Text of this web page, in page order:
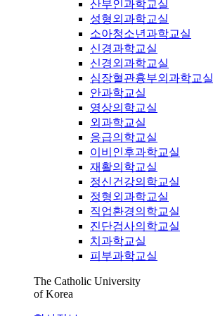
산부인과학교실
성형외과학교실
소아청소년과학교실
신경과학교실
신경외과학교실
심장혈관흉부외과학교실
안과학교실
영상의학교실
외과학교실
응급의학교실
이비인후과학교실
재활의학교실
정신건강의학교실
정형외과학교실
직업환경의학교실
진단검사의학교실
치과학교실
피부과학교실
The Catholic University
of Korea